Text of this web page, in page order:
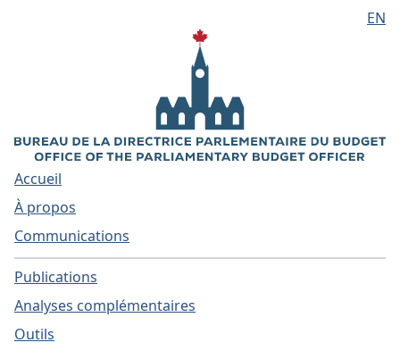
Aller au contenu principal
EN
Accueil
À propos
Communications
Publications
Analyses complémentaires
Outils